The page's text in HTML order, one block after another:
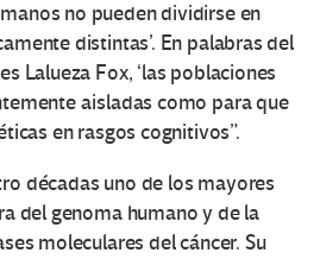
no pueden dividirse en
distintas’. En palabras del
Lalueza Fox, ‘las poblaciones
aisladas como para que
en rasgos cognitivos”.
décadas uno de los mayores
del genoma humano y de la
moleculares del cáncer. Su